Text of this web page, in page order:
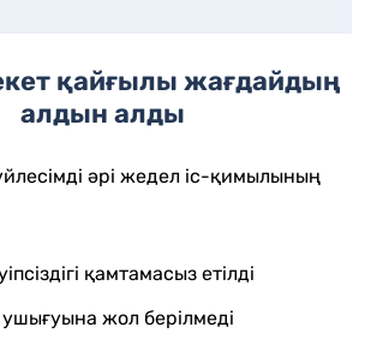
қайғылы жағдайдың
алдын алды
әрі жедел іс-қимылының
қамтамасыз етілді
жол берілмеді